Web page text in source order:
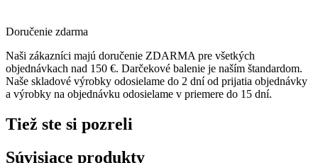
Doručenie zdarma
Naši zákazníci majú doručenie ZDARMA pre všetkých
objednávkach nad 150 €. Darčekové balenie je naším štandardom.
Naše skladové výrobky odosielame do 2 dní od prijatia objednávky
a výrobky na objednávku odosielame v priemere do 15 dní.
Tiež ste si pozreli
Súvisiace produkty